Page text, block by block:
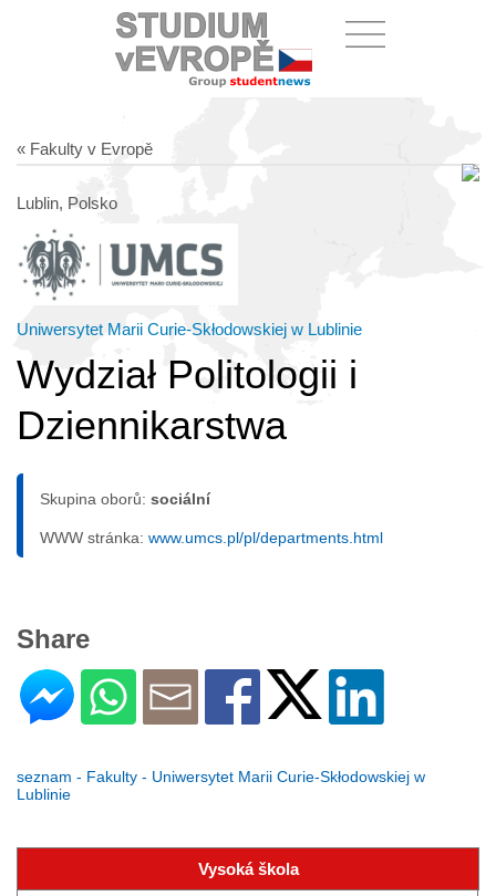
« Fakulty v Evropě
Lublin, Polsko
Uniwersytet Marii Curie-Skłodowskiej w Lublinie
Wydział Politologii i
Dziennikarstwa
Skupina oborů: sociální
WWW stránka: www.umcs.pl/pl/departments.html
Share
seznam - Fakulty - Uniwersytet Marii Curie-Skłodowskiej w
Lublinie
Vysoká škola